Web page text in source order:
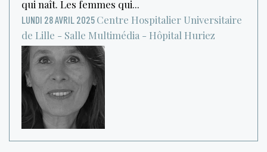
qui naît. Les femmes qui...
LUNDI 28 AVRIL 2025 Centre Hospitalier Universitaire
de Lille - Salle Multimédia - Hôpital Huriez